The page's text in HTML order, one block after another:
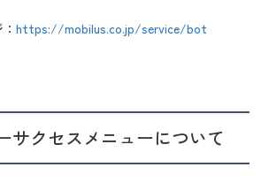
：https://mobilus.co.jp/service/bot
クセスメニューについて